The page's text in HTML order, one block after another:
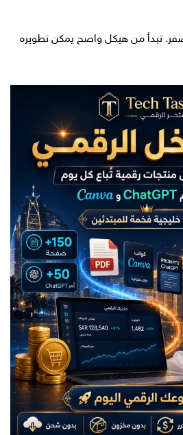
تبدأ من هيكل واضح يمكن تطويره